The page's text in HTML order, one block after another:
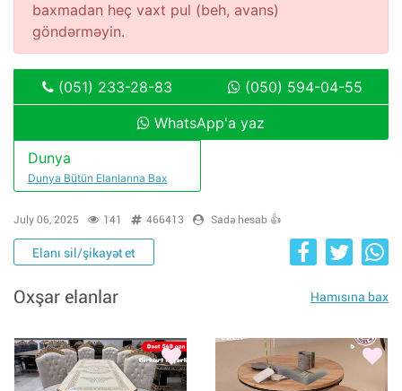
baxmadan heç vaxt pul (beh, avans)
göndərməyin.
(051) 233-28-83
(050) 594-04-55
WhatsApp'a yaz
Dunya
Dunya Bütün Elanlarına Bax
July 06, 2025 141 466413 Sadə hesab 👍
Elanı sil/şikayət et
Oxşar elanlar Hamısına bax